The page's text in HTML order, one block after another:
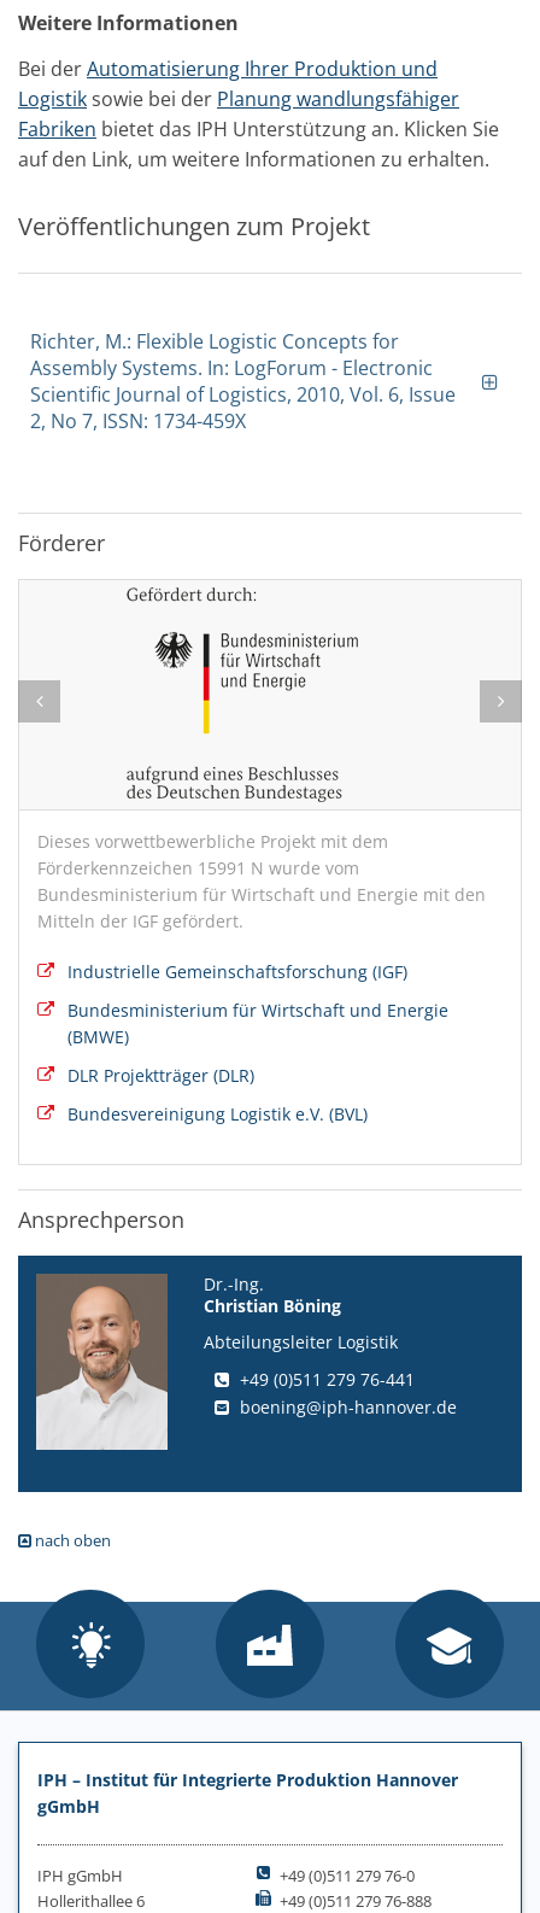
Weitere Informationen
Bei derAutomatisierung Ihrer Produktion und
Logistiksowie bei der Planung wandlungsfähiger
Fabriken bietet das IPH Unterstützung an. Klicken Sie
auf den Link, um weitere Informationen zu erhalten.
Veröffentlichungen zum Projekt
Richter, M.: Flexible Logistic Concepts for
Assembly Systems. In: LogForum - Electronic
Scientific Journal of Logistics, 2010, Vol. 6, Issue
2, No 7, ISSN: 1734-459X
Förderer
Dieses vorwettbewerbliche Projekt mit dem
Förderkennzeichen 15991 N wurde vom
Bundesministerium für Wirtschaft und Energie mit den
Mitteln der IGF gefördert.
Industrielle Gemeinschaftsforschung (IGF)
Bundesministerium für Wirtschaft und Energie
(BMWE)
DLR Projektträger (DLR)
Bundesvereinigung Logistik e.V. (BVL)
Ansprechperson
Dr.-Ing.
Christian Böning
Abteilungsleiter Logistik
+49 (0)511 279 76-441
boening@iph-hannover.de
nach oben
IPH – Institut für Integrierte Produktion Hannover
gGmbH
IPH gGmbH
Hollerithallee 6
+49 (0)511 279 76-0
+49 (0)511 279 76-888